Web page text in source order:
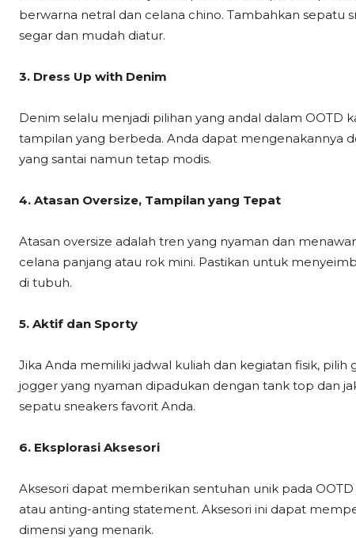
berwarna netral dan celana chino. Tambahkan sepatu
segar dan mudah diatur.
3. Dress Up with Denim
Denim selalu menjadi pilihan yang andal dalam OOTD
tampilan yang berbeda. Anda dapat mengenakannya
yang santai namun tetap modis.
4. Atasan Oversize, Tampilan yang Tepat
Atasan oversize adalah tren yang nyaman dan
celana panjang atau rok mini. Pastikan untuk
di tubuh.
5. Aktif dan Sporty
Jika Anda memiliki jadwal kuliah dan kegiatan fisik,
jogger yang nyaman dipadukan dengan tank top dan
sepatu sneakers favorit Anda.
6. Eksplorasi Aksesori
Aksesori dapat memberikan sentuhan unik pada
atau anting-anting statement. Aksesori ini dapat
dimensi yang menarik.